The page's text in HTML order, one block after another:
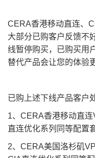
CERA香港移动直连、
大部分已购客户反馈不
线暂停购买，已购买用
替代产品会让您的体验
已购上述下线产品客户
1、CERA香港移动直
直连优化系列同等配置
2、CERA美国洛杉矶